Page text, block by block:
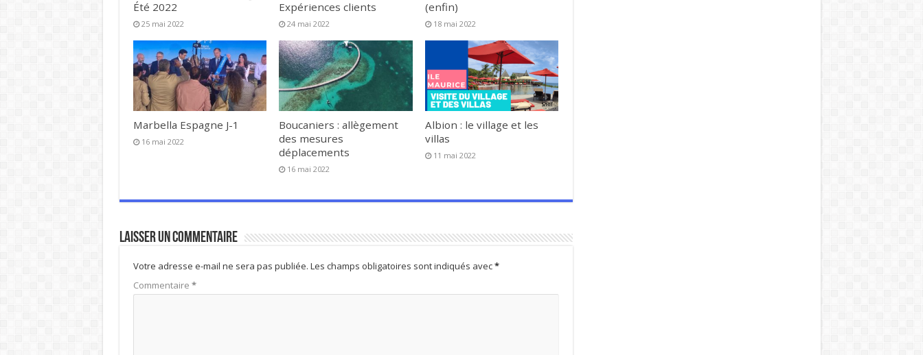
Été 2022
25 mai 2022
Expériences clients
24 mai 2022
(enfin)
18 mai 2022
Marbella Espagne J-1
16 mai 2022
Boucaniers : allègement
des mesures
déplacements
16 mai 2022
Albion : le village et les
villas
11 mai 2022
Laisser un commentaire
Votre adresse e-mail ne sera pas publiée. Les champs obligatoires sont indiqués avec*
Commentaire *